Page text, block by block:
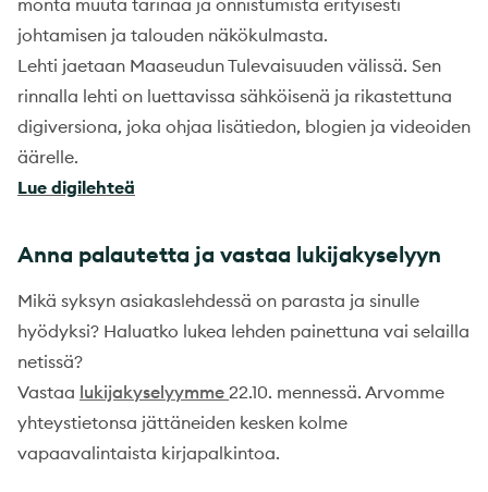
johtamisen ja talouden näkökulmasta.
Lehti jaetaan Maaseudun Tulevaisuuden välissä. Sen
rinnalla lehti on luettavissa sähköisenä ja rikastettuna
digiversiona, joka ohjaa lisätiedon, blogien ja videoiden
äärelle.
Lue digilehteä
Anna palautetta ja vastaa lukijakyselyyn
Mikä syksyn asiakaslehdessä on parasta ja sinulle
hyödyksi? Haluatko lukea lehden painettuna vai selailla
netissä?
Vastaa lukijakyselyymme 22.10. mennessä. Arvomme
yhteystietonsa jättäneiden kesken kolme
vapaavalintaista kirjapalkintoa.